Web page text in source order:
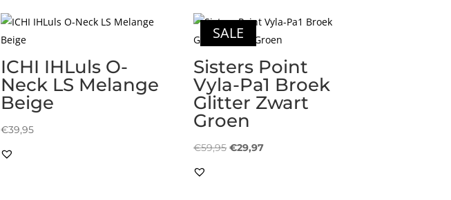
ICHI IHLuls O-
Neck LS Melange
Beige
€39,95
SALE
Sisters Point
Vyla-Pa1 Broek
Glitter Zwart
Groen
€59,95 Oorspronkelijke
€29,97Huidige